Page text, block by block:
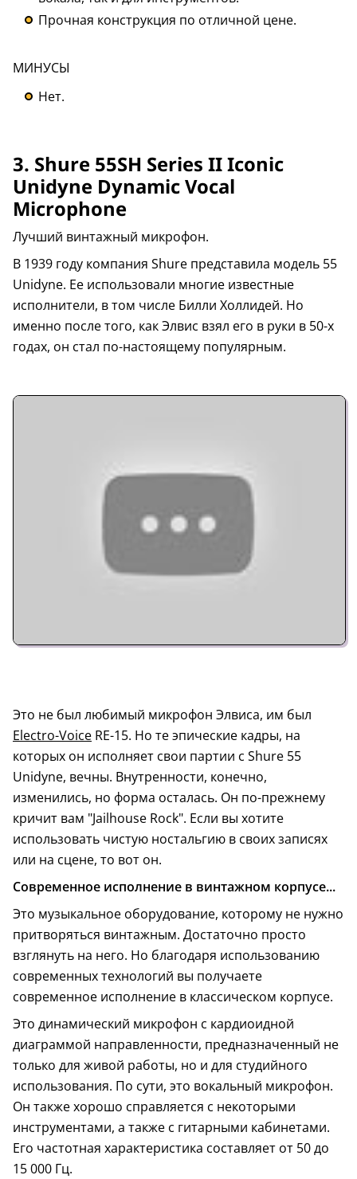
Прочная конструкция по отличной цене.
МИНУСЫ
Нет.
3. Shure 55SH Series II Iconic
Unidyne Dynamic Vocal
Microphone
Лучший винтажный микрофон.
В 1939 году компания Shure представила модель 55
Unidyne. Ее использовали многие известные
исполнители, в том числе Билли Холлидей. Но
именно после того, как Элвис взял его в руки в 50-х
годах, он стал по-настоящему популярным.
Это не был любимый микрофон Элвиса, им был
Electro-Voice RE-15. Но те эпические кадры, на
которых он исполняет свои партии с Shure 55
Unidyne, вечны. Внутренности, конечно,
изменились, но форма осталась. Он по-прежнему
кричит вам "Jailhouse Rock". Если вы хотите
использовать чистую ностальгию в своих записях
или на сцене, то вот он.
Современное исполнение в винтажном корпусе...
Это музыкальное оборудование, которому не нужно
притворяться винтажным. Достаточно просто
взглянуть на него. Но благодаря использованию
современных технологий вы получаете
современное исполнение в классическом корпусе.
Это динамический микрофон с кардиоидной
диаграммой направленности, предназначенный не
только для живой работы, но и для студийного
использования. По сути, это вокальный микрофон.
Он также хорошо справляется с некоторыми
инструментами, а также с гитарными кабинетами.
Его частотная характеристика составляет от 50 до
15 000 Гц.